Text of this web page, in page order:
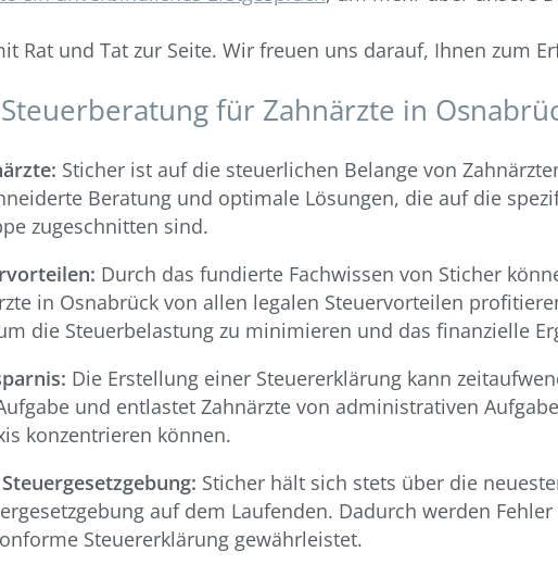
Rat und Tat zur Seite. Wir freuen uns darauf, Ihnen zum
für Zahnärzte in
Sticher ist auf die steuerlichen Belange von
Beratung und optimale Lösungen, die auf die
zugeschnitten sind.
Durch das fundierte Fachwissen von Sticher
in Osnabrück von allen legalen Steuervorteilen
die Steuerbelastung zu minimieren und das finanzielle
Die Erstellung einer Steuererklärung kann
und entlastet Zahnärzte von administrativen
konzentrieren können.
Sticher hält sich stets über die
auf dem Laufenden. Dadurch werden
Steuererklärung gewährleistet.